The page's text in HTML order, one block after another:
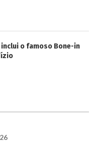
inclui o famoso Bone-in